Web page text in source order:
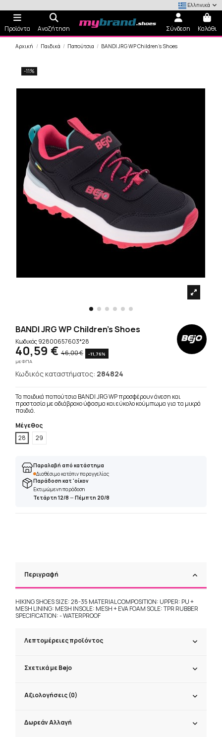
Ελληνικά
Προϊόντα Αναζήτηση Σύνδεση Καλάθι
Αρχική Παιδικά Παπούτσια BANDI JRG WP Children's Shoes
-11%
BANDI JRG WP Children's Shoes
Κωδικός92800657603*28
40,59 € 46,00 €
-11,76%
με ΦΠΑ
Κωδικός καταστήματος: 284824
Τα παιδικά παπούτσια BANDI JRG WP προσφέρουν άνεση και
προστασία με αδιάβροχο ύφασμα και εύκολο κούμπωμα για τα μικρά
παιδιά.
Μέγεθος
28
29
Παραλαβή από κατάστημα
Διαθέσιμο κατόπιν παραγγελίας
Παράδοση κατ 'οίκον
Εκτιμώμενη παράδοση
Τετάρτη 12/8 —Πέμπτη 20/8
Περιγραφή
HIKING SHOES SIZE: 28-35 MATERIAL COMPOSITION: UPPER: PU +
MESH LINING: MESH INSOLE: MESH + EVA FOAM SOLE: TPR RUBBER
SPECIFICATION: - WATERPROOF
Λεπτομέρειες προϊόντος
Σχετικά με Bejo
Αξιολογήσεις (0)
Δωρεάν Αλλαγή